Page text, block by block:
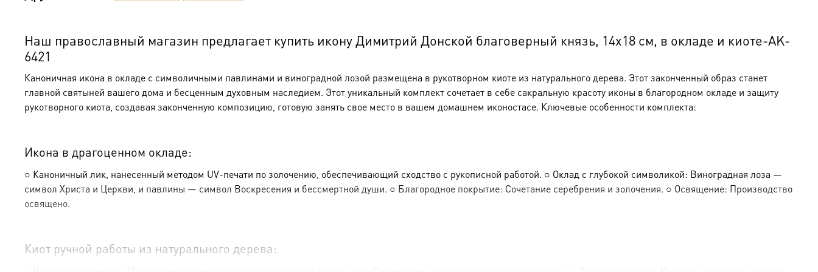
AK-
Наш православный магазин предлагает купить икону Димитрий Донской благоверный князь, 14х18 см, в окладе и киоте-AK-
6421
Каноничная икона в окладе с символичными павлинами и виноградной лозой размещена в рукотворном киоте из натурального дерева. Этот законченный образ станет
главной святыней вашего дома и бесценным духовным наследием. Этот уникальный комплект сочетает в себе сакральную красоту иконы в благородном окладе и защиту
рукотворного киота, создавая законченную композицию, готовую занять свое место в вашем домашнем иконостасе. Ключевые особенности комплекта:
Икона в драгоценном окладе:
○ Каноничный лик, нанесенный методом UV-печати по золочению, обеспечивающий сходство с рукописной работой. ○ Оклад с глубокой символикой: Виноградная лоза —
символ Христа и Церкви, и павлины — символ Воскресения и бессмертной души. ○ Благородное покрытие: Сочетание серебрения и золочения. ○ Освящение: Производство
освящено.
Киот ручной работы из натурального дерева: